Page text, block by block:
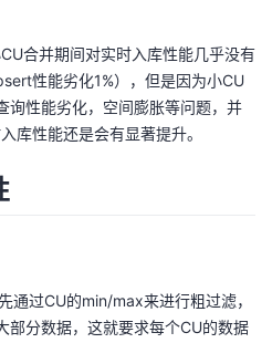
合并期间对实时入库性能几乎没有
性能劣化1%），但是因为小CU
询性能劣化，空间膨胀等问题，并
库性能还是会有显著提升。
通过CU的min/max来进行粗过滤，
分数据，这就要求每个CU的数据